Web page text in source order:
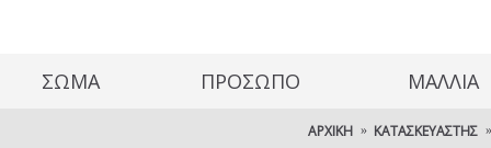
ΣΩΜΑ ΠΡΟΣΩΠΟ ΜΑΛΛΊΑ
ΑΡΧΙΚΉ ΚΑΤΑΣΚΕΥΑΣΤΉΣ